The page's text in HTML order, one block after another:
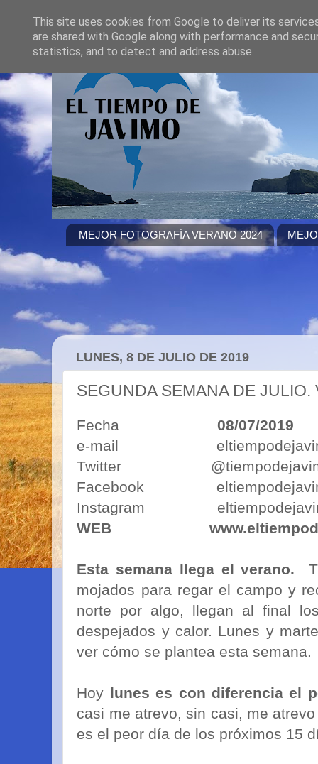
MEJOR FOTOGRAFÍA VERANO 2024
LUNES, 8 DE JULIO DE 2019
SEGUNDA SEMANA DE JULIO.
Fecha08/07/2019
e-mail
Twitter
Facebook
Instagram
WEB
Esta semana llega el verano.
mojados para regar el campo y
norte por algo, llegan al final
despejados y calor. Lunes y
ver cómo se plantea esta semana.
Hoy lunes es con diferencia el
casi me atrevo, sin casi, me
es el peor día de los próximos 15
This site uses cookies from Google to deliver its
are shared with Google along with performance and
statistics, and to detect and address abuse.